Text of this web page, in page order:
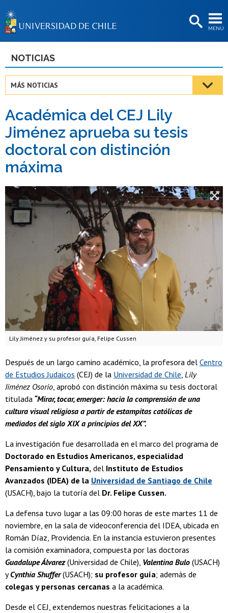
MENÚ
BIBLIOTECAS
Estudiantes
Académicas/os
Funcionarias/os
Egresadas/os
NOTICIAS
MÁS NOTICIAS
Académica del CEJ Lily
Jiménez aprueba su tesis
doctoral con distinción
máxima
Lily Jiménez y su profesor guía, Felipe Cussen
Después de un largo camino académico, la profesora del Centro
de Estudios Judaicos (CEJ) de la Universidad de Chile, Lily
Jiménez Osorio, aprobó con distinción máxima su tesis doctoral
titulada “Mirar, tocar, emerger: hacia la comprensión de una
cultura visual religiosa a partir de estampitas católicas de
mediados del siglo XIX a principios del XX”.
La investigación fue desarrollada en el marco del programa de
Doctorado en Estudios Americanos, especialidad
Pensamiento y Cultura, del Instituto de Estudios
Avanzados (IDEA) de la Universidad de Santiago de Chile
(USACH), bajo la tutoría del Dr. Felipe Cussen.
La defensa tuvo lugar a las 09:00 horas de este martes 11 de
noviembre, en la sala de videoconferencia del IDEA, ubicada en
Román Díaz, Providencia. En la instancia estuvieron presentes
la comisión examinadora, compuesta por las doctoras
Guadalupe Álvarez(Universidad de Chile), Valentina Bulo (USACH)
yCynthia Shuffer(USACH); su profesor guía; además de
colegas y personas cercanas a la académica.
Desde el CEJ, extendemos nuestras felicitaciones a la